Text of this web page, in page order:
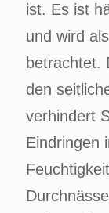
ist. Es ist
und wird
betrachtet.
den
verhindert
Eindringen